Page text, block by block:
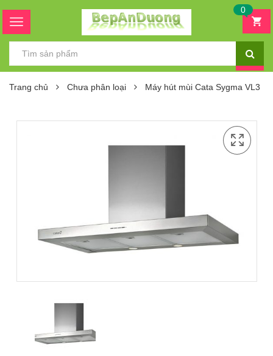
0
Trang chủ Chưa phân loại Máy hút mùi Cata Sygma VL3